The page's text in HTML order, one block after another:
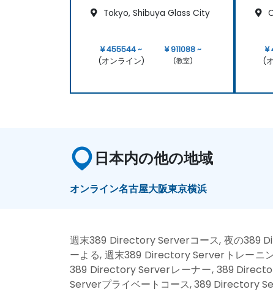
Tokyo, Shibuya Glass City
¥ 455544 ~
(オンライン)
¥ 911088 ~
(教室)
¥
(
日本内の他の地域
オンライン名古屋大阪東京横浜
週末389 Directory Serverコース, 夜の389
ーよる, 週末389 Directory Serverトレー
389 Directory Serverレーナー, 389
Serverプライベートコース, 389 Directory